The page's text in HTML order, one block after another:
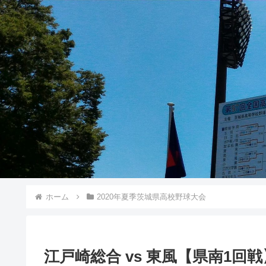
ホーム 2020年夏季茨城県高校野球大会
江戸崎総合 vs 東風【県南1回戦